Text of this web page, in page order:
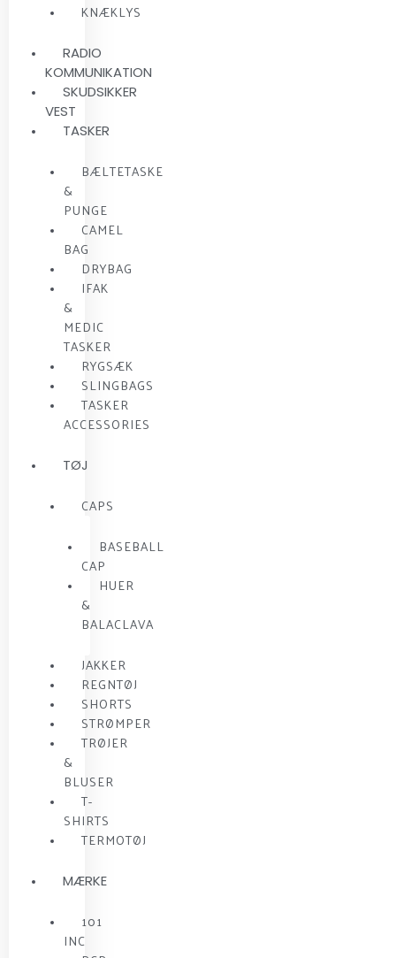
KNÆKLYS
RADIO
KOMMUNIKATION
SKUDSIKKER
VEST
TASKER
BÆLTETASKE
&
PUNGE
CAMEL
BAG
DRYBAG
IFAK
&
MEDIC
TASKER
RYGSÆK
SLINGBAGS
TASKER
ACCESSORIES
TØJ
CAPS
BASEBALL
CAP
HUER
&
BALACLAVA
JAKKER
REGNTØJ
SHORTS
STRØMPER
TRØJER
&
BLUSER
T-
SHIRTS
TERMOTØJ
MÆRKE
101
INC